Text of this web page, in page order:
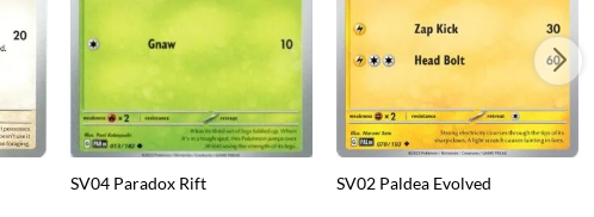
SV04 Paradox Rift SV02 Paldea Evolved